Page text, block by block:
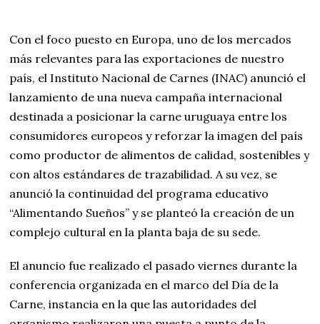
Con el foco puesto en Europa, uno de los mercados
más relevantes para las exportaciones de nuestro
país, el Instituto Nacional de Carnes (INAC) anunció el
lanzamiento de una nueva campaña internacional
destinada a posicionar la carne uruguaya entre los
consumidores europeos y reforzar la imagen del país
como productor de alimentos de calidad, sostenibles y
con altos estándares de trazabilidad. A su vez, se
anunció la continuidad del programa educativo
“Alimentando Sueños” y se planteó la creación de un
complejo cultural en la planta baja de su sede.
El anuncio fue realizado el pasado viernes durante la
conferencia organizada en el marco del Día de la
Carne, instancia en la que las autoridades del